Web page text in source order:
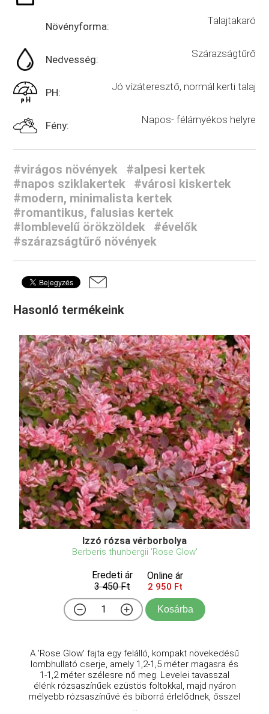
Növényforma: Talajtakaró
Nedvesség: Szárazságtűrő
PH: Jó vízáteresztő, normál kerti talaj
Fény: Napos- félárnyékos helyre
#virágos növények
#alpesi kertek
#napos sziklakertek
#városi kiskertek
#modern, minimalista kertek
#romantikus, falusias kertek
#lomblevelű örökzöldek
#évelők
#szárazságtűrő növények
Hasonló termékeink
Izzó rózsa vérborbolya
Berberis thunbergii 'Rose Glow'
Eredeti ár
3 450 Ft
Online ár
2 950 Ft
Kosárba
A 'Rose Glow' fajta egy felálló, kompakt növekedésű
lombhullató cserje, amely 1,2-1,5 méter magasra és
1-1,2 méter szélesre nő meg. Levelei tavasszal
élénk rózsaszínűek ezüstös foltokkal, majd nyáron
mélyebb rózsaszínűvé és bíborrá érlelődnek, ősszel
...